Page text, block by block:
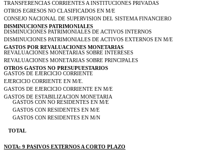
TRANSFERENCIAS CORRIENTES A INSTITUCIONES PRIVADAS
OTROS EGRESOS NO CLASIFICADOS EN M/E
CONSEJO NACIONAL DE SUPERVISION DEL SISTEMA FINANCIERO
DISMINUCIONES PATRIMONIALES
DISMINUCIONES PATRIMONIALES DE ACTIVOS INTERNOS
DISMINUCIONES PATRIMONIALES DE ACTIVOS EXTERNOS EN M/E
GASTOS POR REVALUACIONES MONETARIAS
REVALUACIONES MONETARIAS SOBRE INTERESES
REVALUACIONES MONETARIAS SOBRE PRINCIPALES
OTROS GASTOS NO PRESUPUESTARIOS
GASTOS DE EJERCICIO CORRIENTE
EJERCICIO CORRIENTE EN M/E.
GASTOS DE EJERCICIO CORRIENTE EN M/E
GASTOS DE ESTABILIZACION MONETARIA
GASTOS CON NO RESIDENTES EN M/E
GASTOS CON RESIDENTES EN M/E
GASTOS CON RESIDENTES EN M/N
TOTAL
NOTA: 9 PASIVOS EXTERNOS A CORTO PLAZO